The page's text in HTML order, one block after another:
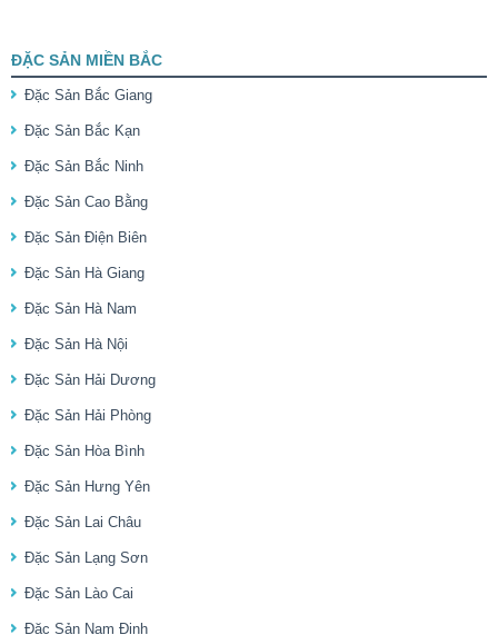
ĐẶC SẢN MIỀN BẮC
Đặc Sản Bắc Giang
Đặc Sản Bắc Kạn
Đặc Sản Bắc Ninh
Đặc Sản Cao Bằng
Đặc Sản Điện Biên
Đặc Sản Hà Giang
Đặc Sản Hà Nam
Đặc Sản Hà Nội
Đặc Sản Hải Dương
Đặc Sản Hải Phòng
Đặc Sản Hòa Bình
Đặc Sản Hưng Yên
Đặc Sản Lai Châu
Đặc Sản Lạng Sơn
Đặc Sản Lào Cai
Đặc Sản Nam Định